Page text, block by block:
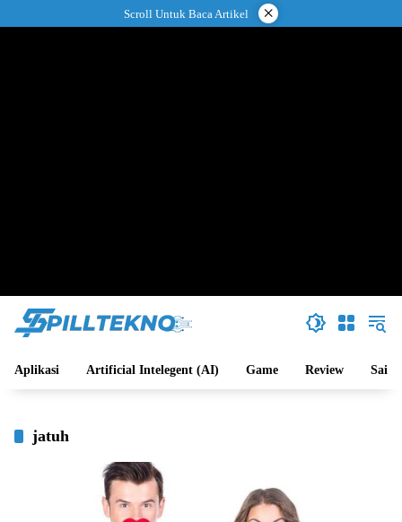
ke
Scroll Untuk Baca Artikel ×
Aplikasi Artificial Intelegent (AI) Game Review Sains
jatuh